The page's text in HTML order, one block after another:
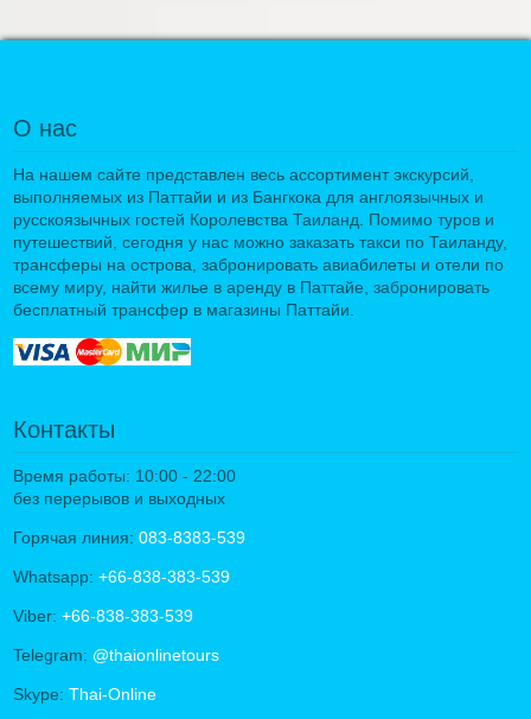
О нас
На нашем сайте представлен весь ассортимент экскурсий,
выполняемых из Паттайи и из Бангкока для англоязычных и
русскоязычных гостей Королевства Таиланд. Помимо туров и
путешествий, сегодня у нас можно заказать такси по Таиланду,
трансферы на острова, забронировать авиабилеты и отели по
всему миру, найти жилье в аренду в Паттайе, забронировать
бесплатный трансфер в магазины Паттайи.
Контакты
Время работы: 10:00 - 22:00
без перерывов и выходных
Горячая линия: 083-8383-539
Whatsapp: +66-838-383-539
Viber: +66-838-383-539
Telegram: @thaionlinetours
Skype: Thai-Online